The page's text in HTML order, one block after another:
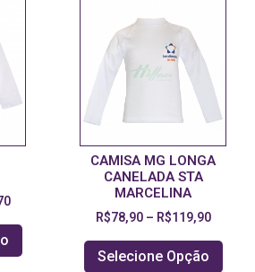
CAMISA MG LONGA
CANELADA STA
MARCELINA
R$78,90– R$119,90
Selecione Opção